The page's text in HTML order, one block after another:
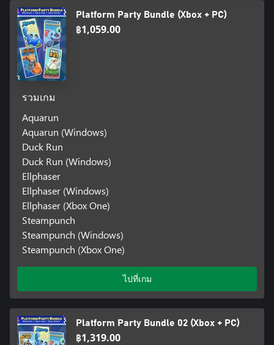
Platform Party Bundle (Xbox + PC)
฿1,059.00
รวมเกม
Aquarun
Aquarun (Windows)
Duck Run
Duck Run (Windows)
Ellphaser
Ellphaser (Windows)
Ellphaser (Xbox One)
Steampunch
Steampunch (Windows)
Steampunch (Xbox One)
ไปที่เกม
Platform Party Bundle 02 (Xbox + PC)
฿1,319.00